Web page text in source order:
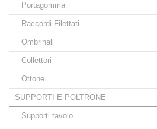
Portagomma
Raccordi Filettati
Ombrinali
Collettori
Ottone
SUPPORTI E POLTRONE
Supporti tavolo